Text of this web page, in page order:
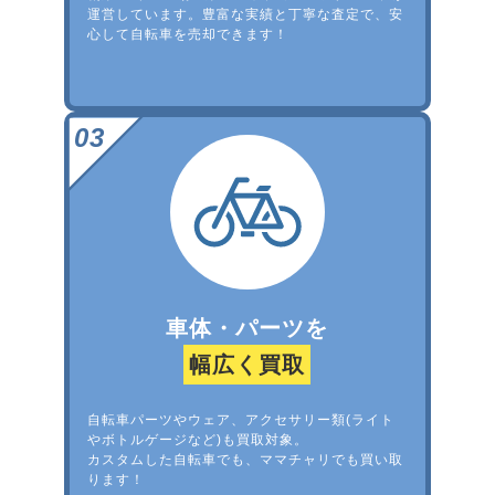
運営しています。豊富な実績と丁寧な査定で、安
心して自転車を売却できます！
車体・パーツを
幅広く買取
自転車パーツやウェア、アクセサリー類(ライト
やボトルゲージなど)も買取対象。
カスタムした自転車でも、ママチャリでも買い取
ります！